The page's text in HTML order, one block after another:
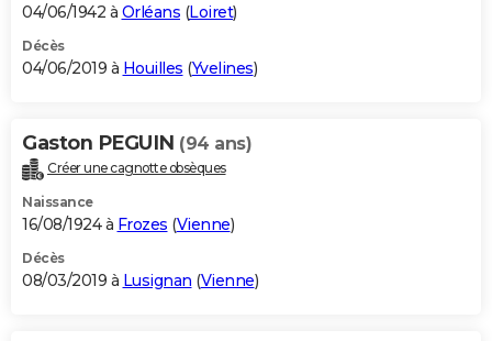
04/06/1942 à Orléans (Loiret)
Décès
04/06/2019 à Houilles (Yvelines)
Gaston PEGUIN (94 ans)
Créer une cagnotte obsèques
Naissance
16/08/1924 à Frozes (Vienne)
Décès
08/03/2019 à Lusignan (Vienne)